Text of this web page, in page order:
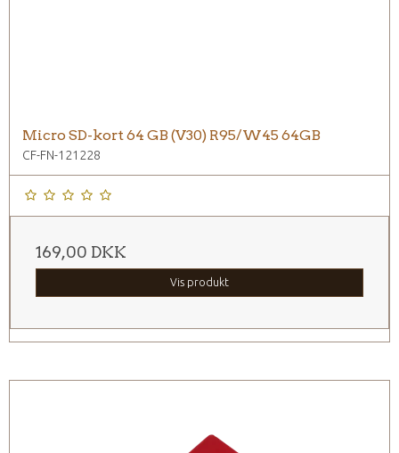
Micro SD-kort 64 GB (V30) R95/W45 64GB
CF-FN-121228
169,00 DKK
Vis produkt